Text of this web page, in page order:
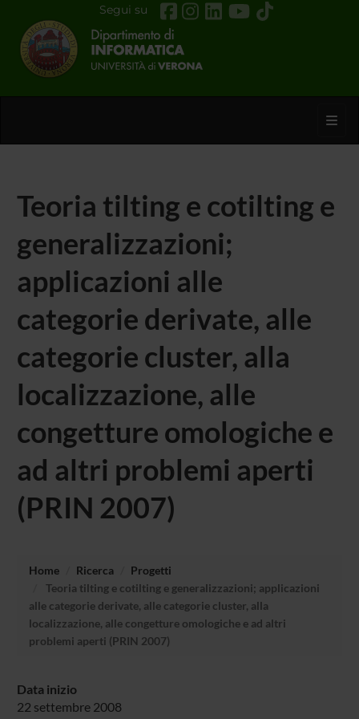
Segui su
Teoria tilting e cotilting e
generalizzazioni;
applicazioni alle
categorie derivate, alle
categorie cluster, alla
localizzazione, alle
congetture omologiche e
ad altri problemi aperti
(PRIN 2007)
Home Ricerca
Progetti
Teoria tilting e cotilting e generalizzazioni; applicazioni
alle categorie derivate, alle categorie cluster, alla
localizzazione, alle congetture omologiche e ad altri
problemi aperti (PRIN 2007)
Data inizio
22 settembre 2008